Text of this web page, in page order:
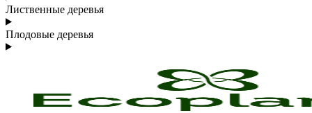
Лиственные деревья
Плодовые деревья